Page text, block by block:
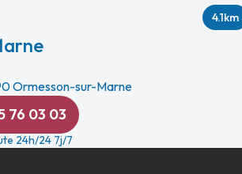
4.1km
Ormesson-sur-Marne
76 03 03
24h/24 7j/7